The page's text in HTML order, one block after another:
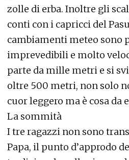
zolle di erba. Inoltre gli
conti con i capricci del
cambiamenti meteo sono
imprevedibili e molto
parte da mille metri e si
oltre 500 metri, non solo
cuor leggero ma è cosa da
La sommità
I tre ragazzi non sono
Papa, il punto d’approdo